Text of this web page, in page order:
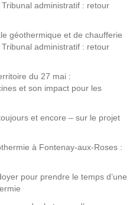
administratif : retour
géothermique et de chaufferie
administratif : retour
du 27 mai :
et son impact pour les
et encore – sur le projet
à Fontenay-aux-Roses :
pour prendre le temps d’une